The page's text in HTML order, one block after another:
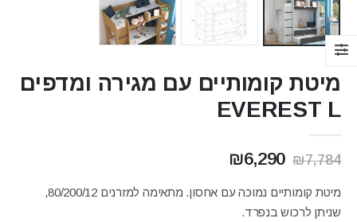
מיטת קומותיים עם מגירה ומדפים
EVEREST L
₪7,784
המחיר
היה:
₪7,784.
₪6,290
הוא:
מיטת קומותיים נמוכה עם אחסון. מתאימה למזרנים 80/200/12,
שניתן לרכוש בנפרד.